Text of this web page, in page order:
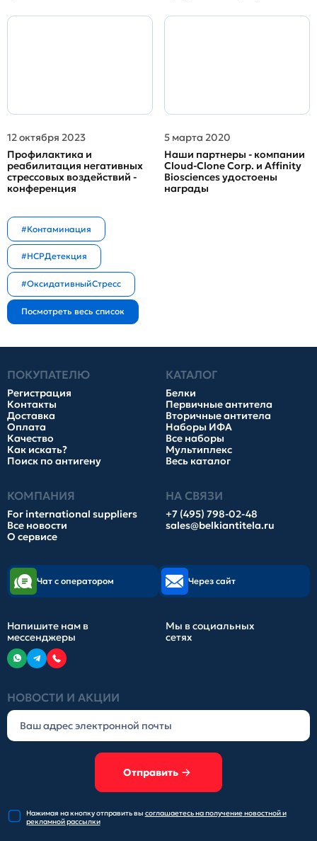
12 октября 2023
Профилактика и
реабилитация негативных
стрессовых воздействий -
конференция
5 марта 2020
Наши партнеры - компании
Cloud-Clone Corp. и Affinity
Biosciences удостоены
награды
#Контаминация
#HCPДетекция
#ОксидативныйСтресс
ПОКУПАТЕЛЮ
Регистрация
Контакты
Доставка
Оплата
Качество
Как искать?
Поиск по антигену
КАТАЛОГ
Белки
Первичные антитела
Вторичные антитела
Наборы ИФА
Все наборы
Мультиплекс
Весь каталог
КОМПАНИЯ
For international suppliers
Все новости
О сервисе
НА СВЯЗИ
+7 (495) 798-02-48
sales@belkiantitela.ru
НОВОСТИ И АКЦИИ
Отправить
Нажимая на кнопку отправитьвы соглашаетесь на получениеновостной и
рекламной рассылки
Чат с оператором Через сайт
Напишите нам в
мессенджеры
Мы в социальных
сетях